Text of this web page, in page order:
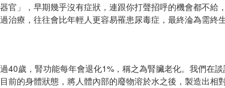
官」，早期幾乎沒有症狀，連跟你打聲招呼的機會都不
治療，往往會比年輕人更容易罹患尿毒症，最終淪為需終生
40歲，腎功能每年會退化1%，稱之為腎臟老化。我們在
前的身體狀態，將人體內部的廢物溶於水之後，製造出